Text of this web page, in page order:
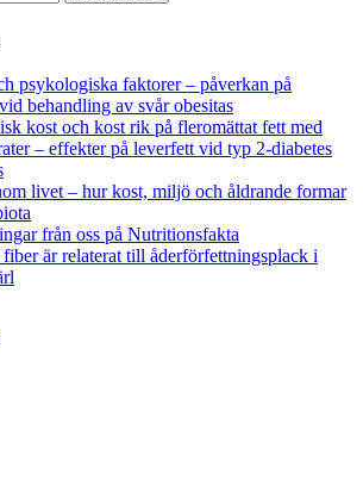
psykologiska faktorer – påverkan på
behandling av svår obesitas
kost och kost rik på fleromättat fett med
– effekter på leverfett vid typ 2-diabetes
livet – hur kost, miljö och åldrande formar
från oss på Nutritionsfakta
fiber är relaterat till åderförfettningsplack i